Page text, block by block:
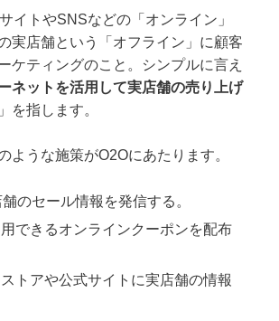
イトやSNSなどの「オンライン」
実店舗という「オフライン」に顧客
ケティングのこと。シンプルに言え
ネットを活用して実店舗の売り上げ
」を指します。
ような施策がO2Oにあたります。
のセール情報を発信する。
できるオンラインクーポンを配布
トアや公式サイトに実店舗の情報